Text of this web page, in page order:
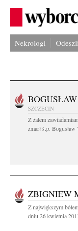
Nekrologi
SZCZECIN
Z żalem
zmarł ś.p.
ZBIGNIEW
Z największym
dniu 26 kwietnia